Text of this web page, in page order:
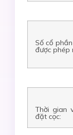
Số cổ
được phép
Thời gian
đặt cọc: